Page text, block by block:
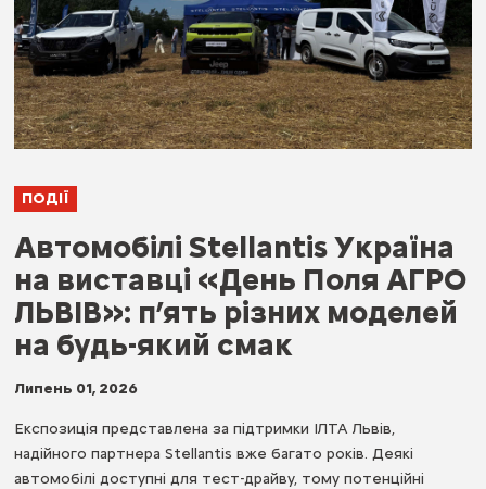
ПОДІЇ
Автомобілі Stellantis Україна
на виставці «День Поля АГРО
ЛЬВІВ»: п’ять різних моделей
на будь-який смак
Липень 01, 2026
Експозиція представлена за підтримки ІЛТА Львів,
надійного партнера Stellantis вже багато років. Деякі
автомобілі доступні для тест-драйву, тому потенційні